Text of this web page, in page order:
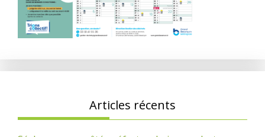
Articles récents